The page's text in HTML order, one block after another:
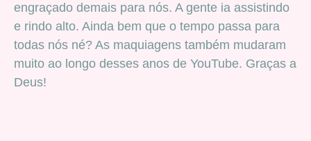
engraçado demais para nós. A gente ia assistindo
e rindo alto. Ainda bem que o tempo passa para
todas nós né? As maquiagens também mudaram
muito ao longo desses anos de YouTube. Graças a
Deus!